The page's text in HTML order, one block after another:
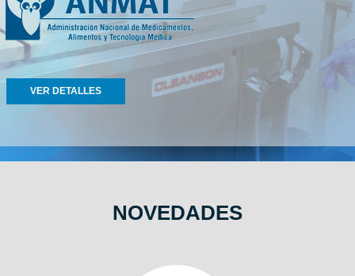
VER DETALLES
NOVEDADES